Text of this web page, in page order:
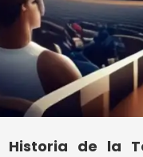
Historia de la